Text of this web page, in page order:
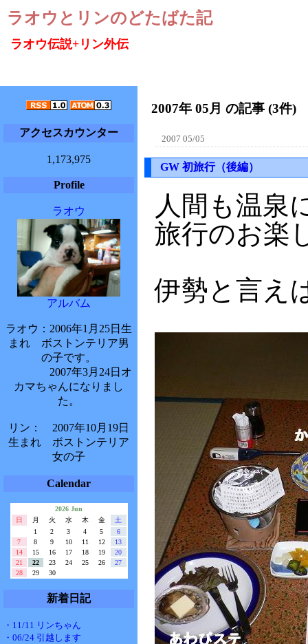
ラオウとリンのどたばた記
ラオウ伝説+リン外伝
アクセスカウンター
1,173,975
Profile
ラオウ
アルバム
ラオウ：2006年1月25日生
まれ ボストンテリア男
の子です。
2007年3月24日オ
カマちゃんになりまし
た。
リン： 2007年10月19日
生まれ ボストンテリア
女の子
Calendar
2026 Jun
日
月 火 水 木 金
土
1
2 3 4 5
6
7
8 9 10 11 12
13
14
15 16 17 18 19
20
21
22 23 24 25 26
27
28
29 30
新着日記
・11/11 リンちゃん
・06/24 引越します
2007年 05月 の記事 (3件)
2007 05/05
GW 初旅行（後編）
人間も温泉
旅行のお楽
伊勢と言え